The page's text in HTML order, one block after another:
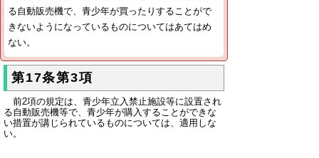
る自動販売機で、青少年が買ったりすることがで
きないようになっているものについてはあてはめ
ない。
第17条第3項
前2項の規定は、青少年立入禁止施設等に設置され
る自動販売機等で、青少年が購入することができな
い措置が講じられているものについては、適用しな
い。